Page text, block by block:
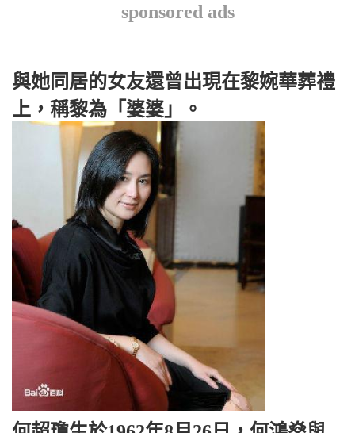
sponsored ads
與她同居的女友還曾出現在黎婉華葬禮
上，稱黎為「婆婆」。